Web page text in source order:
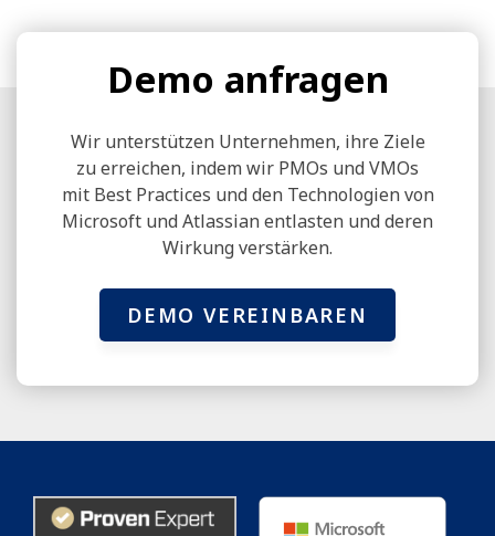
Demo anfragen
Wir unterstützen Unternehmen, ihre Ziele
zu erreichen, indem wir PMOs und VMOs
mit Best Practices und den Technologien von
Microsoft und Atlassian entlasten und deren
Wirkung verstärken.
DEMO VEREINBAREN